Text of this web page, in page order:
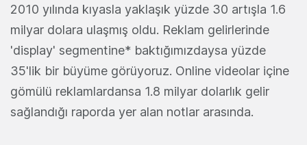
2010 yılında kıyasla yaklaşık yüzde 30 artışla 1.6
milyar dolara ulaşmış oldu. Reklam gelirlerinde
'display' segmentine* baktığımızdaysa yüzde
35'lik bir büyüme görüyoruz. Online videolar içine
gömülü reklamlardansa 1.8 milyar dolarlık gelir
sağlandığı raporda yer alan notlar arasında.